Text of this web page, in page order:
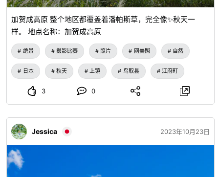
加贺成高原 整个地区都覆盖着潘帕斯草，完全像✨秋天一
样。 地点名称：加贺成高原
绝景 摄影比赛 照片 网美照 自然
日本 秋天 上镜 鸟取县 江府町
3 0
Jessica 2023年10月23日